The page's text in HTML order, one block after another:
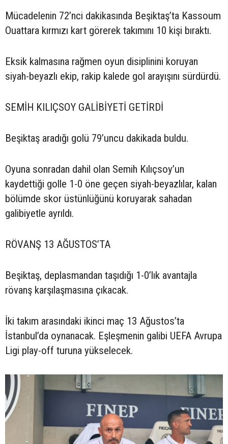
Mücadelenin 72’nci dakikasında Beşiktaş’ta Kassoum
Ouattara kırmızı kart görerek takımını 10 kişi bıraktı.
Eksik kalmasına rağmen oyun disiplinini koruyan
siyah-beyazlı ekip, rakip kalede gol arayışını sürdürdü.
SEMİH KILIÇSOY GALİBİYETİ GETİRDİ
Beşiktaş aradığı golü 79’uncu dakikada buldu.
Oyuna sonradan dahil olan Semih Kılıçsoy’un
kaydettiği golle 1-0 öne geçen siyah-beyazlılar, kalan
bölümde skor üstünlüğünü koruyarak sahadan
galibiyetle ayrıldı.
RÖVANŞ 13 AĞUSTOS’TA
Beşiktaş, deplasmandan taşıdığı 1-0’lık avantajla
rövanş karşılaşmasına çıkacak.
İki takım arasındaki ikinci maç 13 Ağustos’ta
İstanbul’da oynanacak. Eşleşmenin galibi UEFA Avrupa
Ligi play-off turuna yükselecek.